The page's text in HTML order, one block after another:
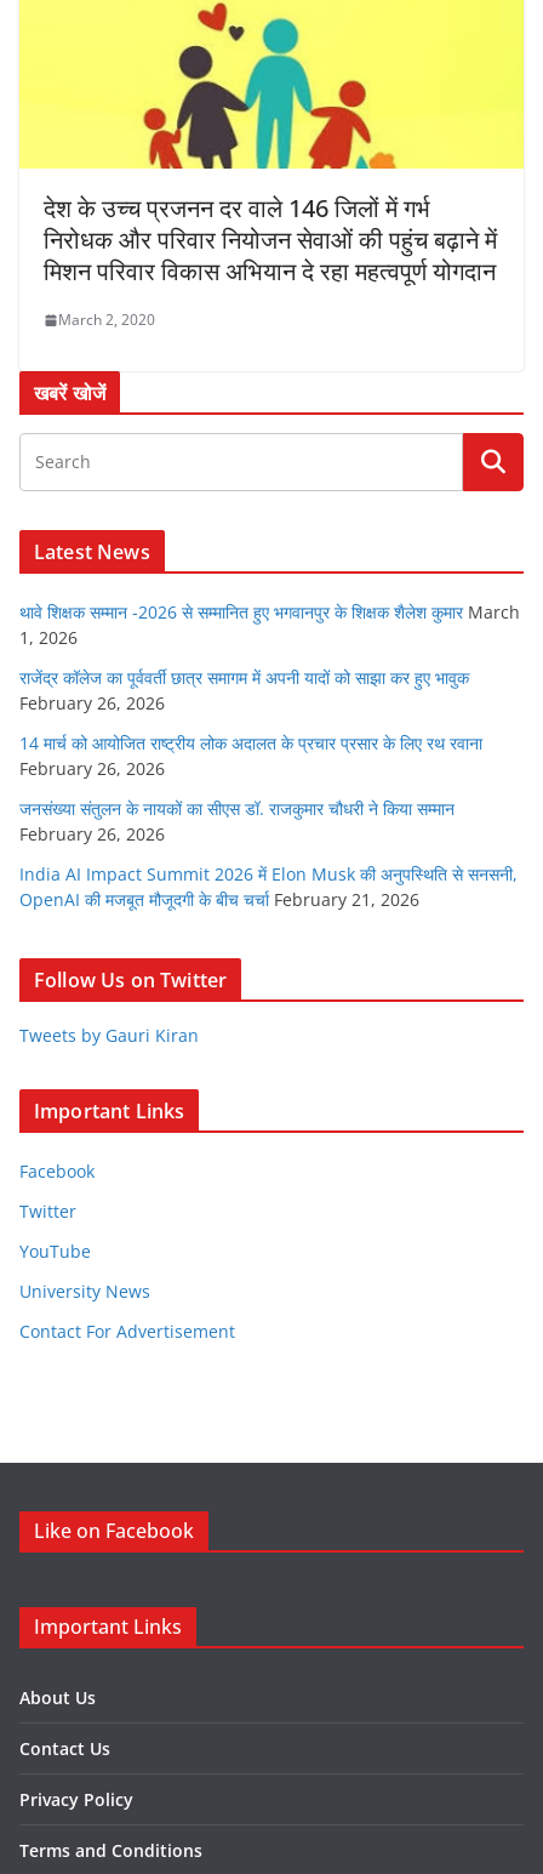
देश के उच्च प्रजनन दर वाले 146 जिलों में गर्भ
निरोधक और परिवार नियोजन सेवाओं की पहुंच बढ़ाने में
मिशन परिवार विकास अभियान दे रहा महत्वपूर्ण योगदान
March 2, 2020
खबरें खोजें
Latest News
थावे शिक्षक सम्मान -2026 से सम्मानित हुए भगवानपुर के शिक्षक शैलेश कुमार March
1, 2026
राजेंद्र कॉलेज का पूर्ववर्ती छात्र समागम में अपनी यादों को साझा कर हुए भावुक
February 26, 2026
14 मार्च को आयोजित राष्ट्रीय लोक अदालत के प्रचार प्रसार के लिए रथ रवाना
February 26, 2026
जनसंख्या संतुलन के नायकों का सीएस डॉ. राजकुमार चौधरी ने किया सम्मान
February 26, 2026
India AI Impact Summit 2026 में Elon Musk की अनुपस्थिति से सनसनी,
OpenAI की मजबूत मौजूदगी के बीच चर्चा February 21, 2026
Follow Us on Twitter
Tweets by Gauri Kiran
Important Links
Facebook
Twitter
YouTube
University News
Contact For Advertisement
Like on Facebook
Important Links
About Us
Contact Us
Privacy Policy
Terms and Conditions